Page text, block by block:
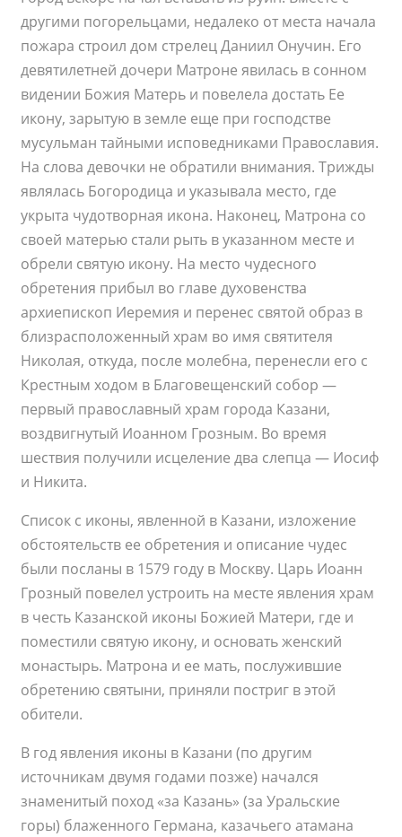
другими погорельцами, недалеко от места начала
пожара строил дом стрелец Даниил Онучин. Его
девятилетней дочери Матроне явилась в сонном
видении Божия Матерь и повелела достать Ее
икону, зарытую в земле еще при господстве
мусульман тайными исповедниками Православия.
На слова девочки не обратили внимания. Трижды
являлась Богородица и указывала место, где
укрыта чудотворная икона. Наконец, Матрона со
своей матерью стали рыть в указанном месте и
обрели святую икону. На место чудесного
обретения прибыл во главе духовенства
архиепископ Иеремия и перенес святой образ в
близрасположенный храм во имя святителя
Николая, откуда, после молебна, перенесли его с
Крестным ходом в Благовещенский собор —
первый православный храм города Казани,
воздвигнутый Иоанном Грозным. Во время
шествия получили исцеление два слепца — Иосиф
и Никита.
Список с иконы, явленной в Казани, изложение
обстоятельств ее обретения и описание чудес
были посланы в 1579 году в Москву. Царь Иоанн
Грозный повелел устроить на месте явления храм
в честь Казанской иконы Божией Матери, где и
поместили святую икону, и основать женский
монастырь. Матрона и ее мать, послужившие
обретению святыни, приняли постриг в этой
обители.
В год явления иконы в Казани (по другим
источникам двумя годами позже) начался
знаменитый поход «за Казань» (за Уральские
горы) блаженного Германа, казачьего атамана